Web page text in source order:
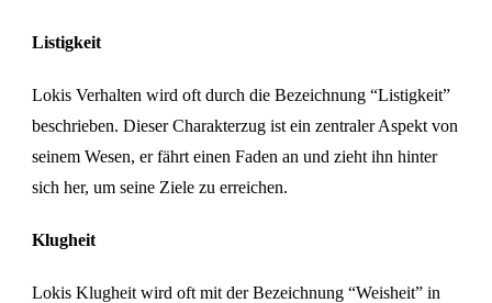
Listigkeit
Lokis Verhalten wird oft durch die Bezeichnung “Listigkeit”
beschrieben. Dieser Charakterzug ist ein zentraler Aspekt von
seinem Wesen, er fährt einen Faden an und zieht ihn hinter
sich her, um seine Ziele zu erreichen.
Klugheit
Lokis Klugheit wird oft mit der Bezeichnung “Weisheit” in